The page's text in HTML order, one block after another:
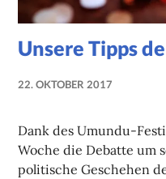
Unsere Tipps
22. OKTOBER 2017
Dank des Umundu-
Woche die Debatte um
politische Geschehen